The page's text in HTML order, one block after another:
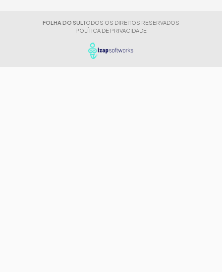
FOLHA DO SUL TODOS OS DIREITOS RESERVADOS
POLÍTICA DE PRIVACIDADE